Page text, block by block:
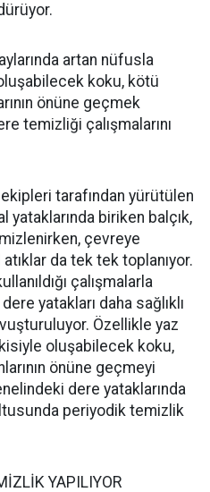
artan nüfusla
koku, kötü
önüne geçmek
temizliği çalışmalarını
tarafından yürütülen
yataklarında biriken balçık,
çevreye
da tek tek toplanıyor.
çalışmalarla
yatakları daha sağlıklı
Özellikle yaz
oluşabilecek koku,
önüne geçmeyi
dere yataklarında
periyodik temizlik
YAPILIYOR